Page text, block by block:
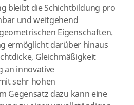
bleibt die Schichtbildung pro
und weitgehend
Eigenschaften.
ermöglicht darüber hinaus
Gleichmäßigkeit
an innovative
sehr hohen
Gegensatz dazu kann eine